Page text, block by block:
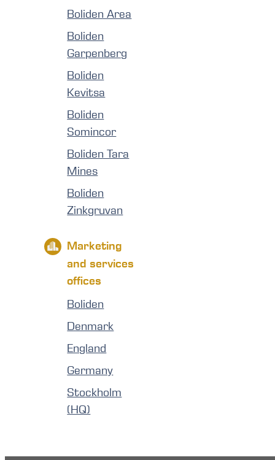
Boliden Area
Boliden
Garpenberg
Boliden
Kevitsa
Boliden
Somincor
Boliden Tara
Mines
Boliden
Zinkgruvan
Marketing
and services
offices
Boliden
Denmark
England
Germany
Stockholm
(HQ)